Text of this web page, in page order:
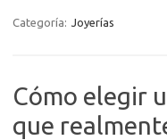
Categoría: Joyerías
Cómo elegir
que